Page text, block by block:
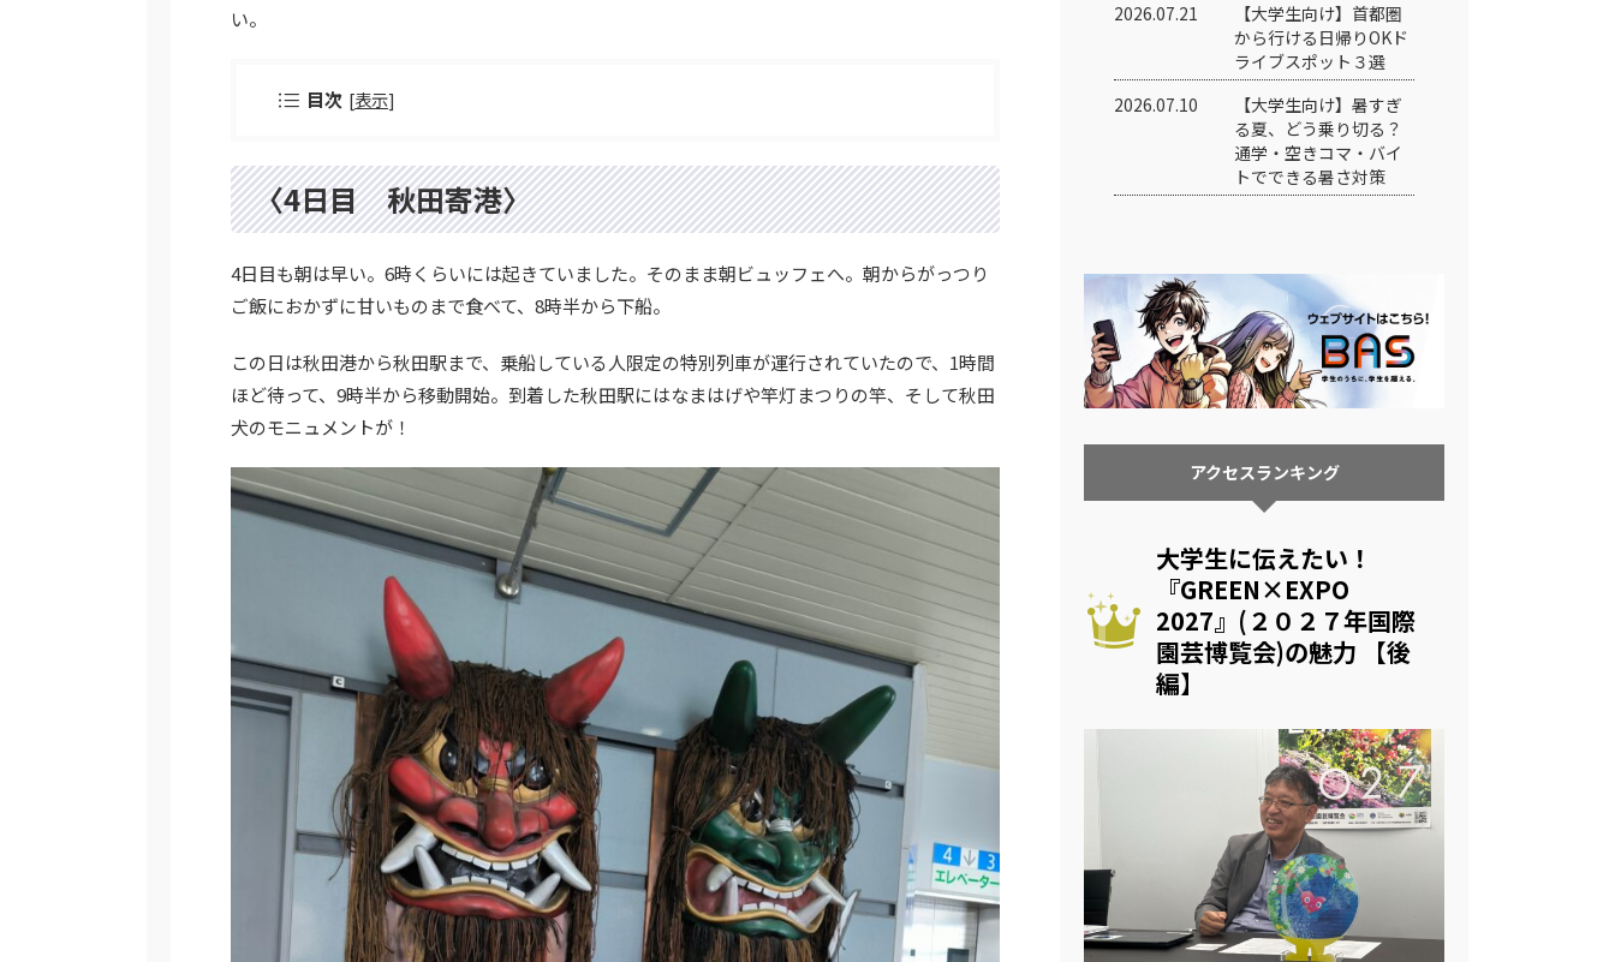
い。
目次 [表示]
〈4日目 秋田寄港〉
4日目も朝は早い。6時くらいには起きていました。そのまま朝ビュッフェへ。朝からがっつり
ご飯におかずに甘いものまで食べて、8時半から下船。
この日は秋田港から秋田駅まで、乗船している人限定の特別列車が運行されていたので、1時間
ほど待って、9時半から移動開始。到着した秋田駅にはなまはげや竿灯まつりの竿、そして秋田
犬のモニュメントが！
2026.07.21
【大学生向け】首都圏
から行ける日帰りOKド
ライブスポット３選
2026.07.10
【大学生向け】暑すぎ
る夏、どう乗り切る？
通学・空きコマ・バイ
トでできる暑さ対策
アクセスランキング
大学生に伝えたい！
『GREEN×EXPO
2027』(２０２７年国際
園芸博覧会)の魅力 【後
編】